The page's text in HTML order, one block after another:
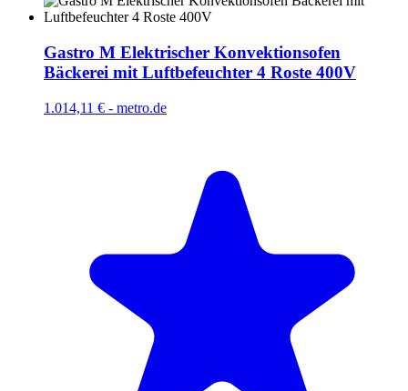
Gastro M Elektrischer Konvektionsofen
Bäckerei mit Luftbefeuchter 4 Roste 400V
1.014,11 € - metro.de